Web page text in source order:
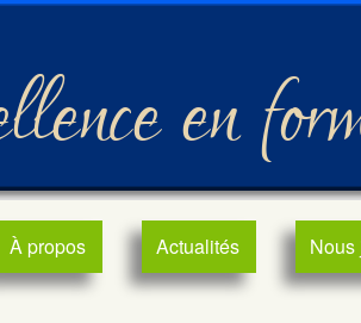
en
À propos Actualités Nous